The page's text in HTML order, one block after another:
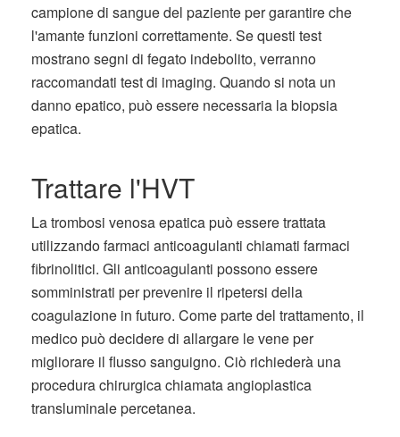
campione di sangue del paziente per garantire che
l'amante funzioni correttamente. Se questi test
mostrano segni di fegato indebolito, verranno
raccomandati test di imaging. Quando si nota un
danno epatico, può essere necessaria la biopsia
epatica.
Trattare l'HVT
La trombosi venosa epatica può essere trattata
utilizzando farmaci anticoagulanti chiamati farmaci
fibrinolitici. Gli anticoagulanti possono essere
somministrati per prevenire il ripetersi della
coagulazione in futuro. Come parte del trattamento, il
medico può decidere di allargare le vene per
migliorare il flusso sanguigno. Ciò richiederà una
procedura chirurgica chiamata angioplastica
transluminale percetanea.